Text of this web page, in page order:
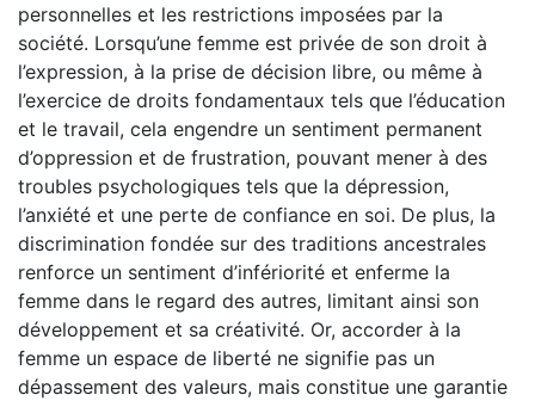
personnelles et les restrictions imposées par la
société. Lorsqu’une femme est privée de son droit à
l’expression, à la prise de décision libre, ou même à
l’exercice de droits fondamentaux tels que l’éducation
et le travail, cela engendre un sentiment permanent
d’oppression et de frustration, pouvant mener à des
troubles psychologiques tels que la dépression,
l’anxiété et une perte de confiance en soi. De plus, la
discrimination fondée sur des traditions ancestrales
renforce un sentiment d’infériorité et enferme la
femme dans le regard des autres, limitant ainsi son
développement et sa créativité. Or, accorder à la
femme un espace de liberté ne signifie pas un
dépassement des valeurs, mais constitue une garantie